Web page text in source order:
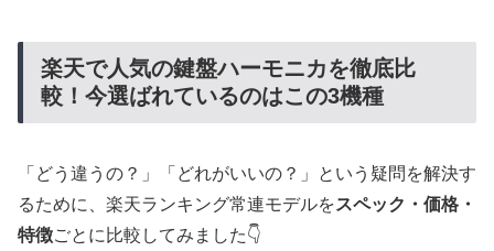
楽天で人気の鍵盤ハーモニカを徹底比
較！今選ばれているのはこの3機種
「どう違うの？」「どれがいいの？」という疑問を解決す
るために、楽天ランキング常連モデルをスペック・価格・
特徴ごとに比較してみました👇